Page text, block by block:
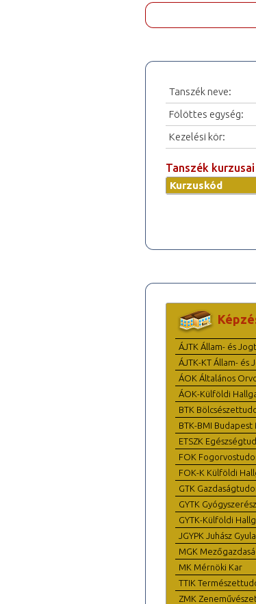
Tanszék neve:
Fölöttes egység:
Kezelési kör:
Tanszék kurzusai
Kurzuskód
ÁJTK Állam- és
ÁJTK-KT Állam-
ÁOK Általános
ÁOK-Külföldi
BTK
BTK-BMI
ETSZK
FOK
FOK-K Külföldi
GTK
GYTK
GYTK-Külföldi
JGYPK Juhász
MGK
MK Mérnöki Kar
TTIK
ZMK